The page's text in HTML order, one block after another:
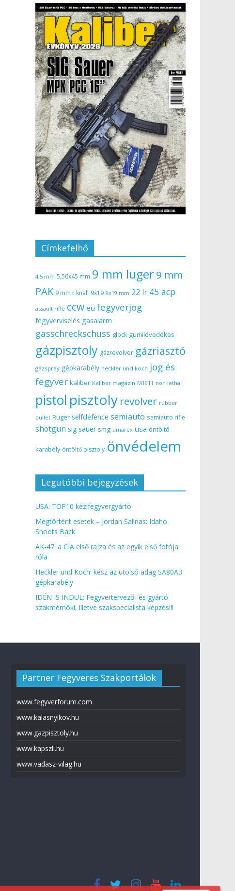
Címkefelhő
4,5 mm 5,56x45 mm 9 mm luger9 mm
PAK 9 mm r knall 9x19 9x19 mm 22 lr 45 acp
assault rifle ccw eu fegyverjog
fegyverviselés gasalarm
gasschreckschuss glock gumilövedékes
gázpisztoly gázrevolver gázriasztó
gázspray gépkarabély heckler und koch jog és
fegyver kaliber Kaliber magazin M1911 non lethal
pistol pisztoly revolver rubber
bullet Ruger selfdefence semiauto semiauto rifle
shotgun sig sauer smg umarex usa öntöltő
karabély öntöltő pisztoly önvédelem
Legutóbbi bejegyzések
USA: TOP10 kézifegyvergyártó
Megtörtént esetek – Jordan Salinas: Idaho
Shoots Back
AK-47: a CIA első rajza és az egyik első fotója
róla
Heckler und Koch: kész az utolsó adag SA80A3
gépkarabély
IDÉN IS INDUL: Fegyvertervező- és gyártó
szakmérnöki, illetve szakspecialista képzés!!!
Partner Fegyveres Szakportálok
www.fegyverforum.com
www.kalasnyikov.hu
www.gazpisztoly.hu
www.kapszli.hu
www.vadasz-vilag.hu